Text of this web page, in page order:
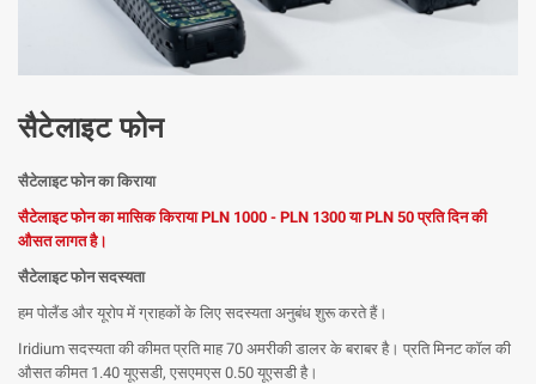
सैटेलाइट फोन
सैटेलाइट फोन का किराया
सैटेलाइट फोन का मासिक किराया PLN 1000 - PLN 1300 या PLN 50 प्रति दिन की
औसत लागत है।
सैटेलाइट फोन सदस्यता
हम पोलैंड और यूरोप में ग्राहकों के लिए सदस्यता अनुबंध शुरू करते हैं।
Iridium सदस्यता की कीमत प्रति माह 70 अमरीकी डालर के बराबर है। प्रति मिनट कॉल की
औसत कीमत 1.40 यूएसडी, एसएमएस 0.50 यूएसडी है।